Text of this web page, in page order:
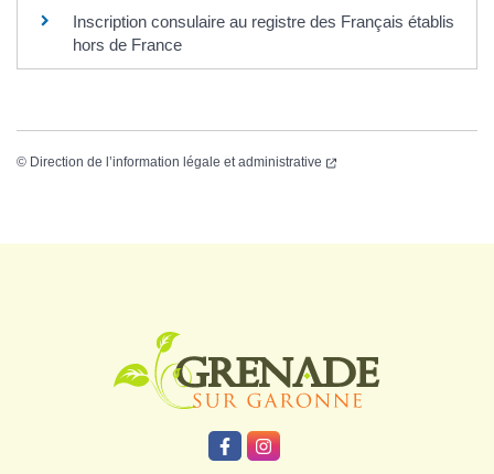
Inscription consulaire au registre des Français établis
hors de France
© Direction de l’information légale et administrative
Lien vers le compte Facebook
Lien vers le compte